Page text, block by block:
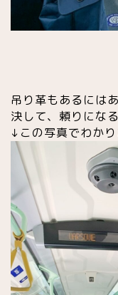
吊り革もあるには
決して、頼りにな
↓この写真でわか